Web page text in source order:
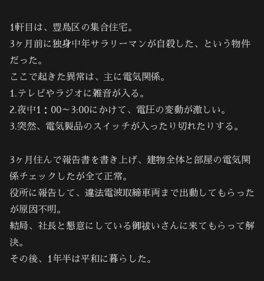
1軒目は、豊島区の集合住宅。
3ヶ月前に独身中年サラリーマンが自殺した、という物件
だった。
ここで起きた異常は、主に電気関係。
1.テレビやラジオに雑音が入る。
2.夜中1：00～3:00にかけて、電圧の変動が激しい。
3.突然、電気製品のスイッチが入ったり切れたりする。
3ヶ月住んで報告書を書き上げ、建物全体と部屋の電気関
係チェックしたが全て正常。
役所に報告して、違法電波取締車両まで出動してもらった
が原因不明。
結局、社長と懇意にしている御祓いさんに来てもらって解
決。
その後、1年半は平和に暮らした。